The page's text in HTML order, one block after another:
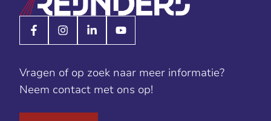
Vragen of op zoek naar meer informatie?
Neem contact met ons op!